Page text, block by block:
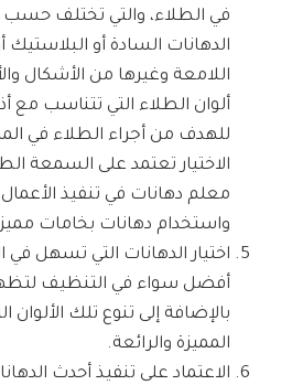
في الطلاء، والتي تختلف حسب
الدهانات السادة أو البلاستيك أو
اللامعة وغيرها من الأشكال
ألوان الطلاء التي تتناسب مع
للهدف من أجراء الطلاء في
الاختيار تعتمد على السمعة
معلم دهانات في تنفيذ
واستخدام دهانات بخامات
اختيار الدهانات التي تسهل
أفضل سواء في التنظيف
بالإضافة إلى تنوع تلك
المميزة والرائعة.
الاعتماد على تنفيذ أحدث